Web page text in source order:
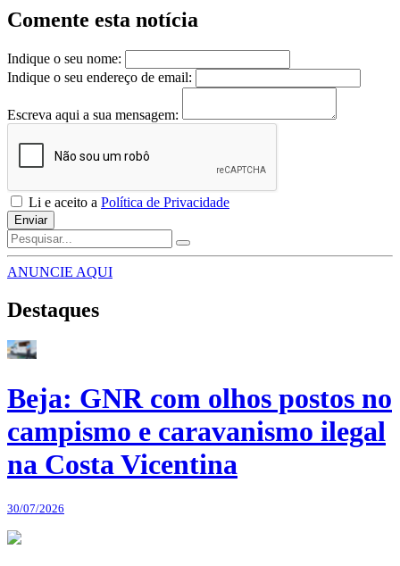
Comente esta notícia
Indique o seu nome:
Indique o seu endereço de email:
Escreva aqui a sua mensagem:
Li e aceito a Política de Privacidade
Enviar
ANUNCIE AQUI
Destaques
Beja: GNR com olhos postos no
campismo e caravanismo ilegal
na Costa Vicentina
30/07/2026